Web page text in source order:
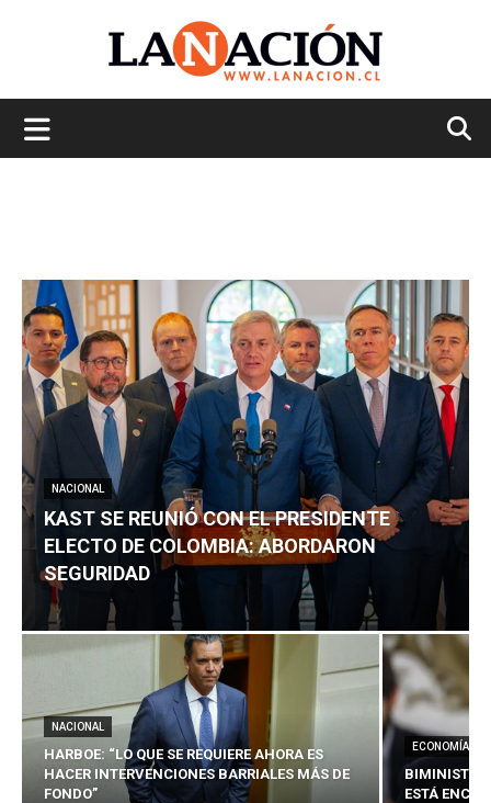
NACIONAL
KAST SE REUNIÓ CON EL PRESIDENTE
ELECTO DE COLOMBIA: ABORDARON
SEGURIDAD
NACIONAL
HARBOE: “LO QUE SE REQUIERE AHORA ES
HACER INTERVENCIONES BARRIALES MÁS DE
FONDO”
ECONOMÍA
BIMINISTRO
ESTÁ